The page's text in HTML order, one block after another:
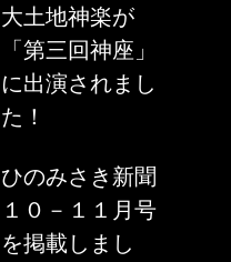
大土地神楽が
「第三回神座」
に出演されまし
た！
ひのみさき新聞
１０－１１月号
を掲載しまし